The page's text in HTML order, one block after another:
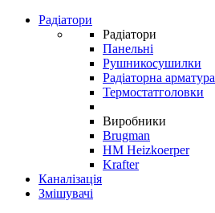
Радіатори
Радіатори
Панельні
Рушникосушилки
Радіаторна арматура
Термостатголовки
Виробники
Brugman
HM Heizkoerper
Krafter
Каналізація
Змішувачі